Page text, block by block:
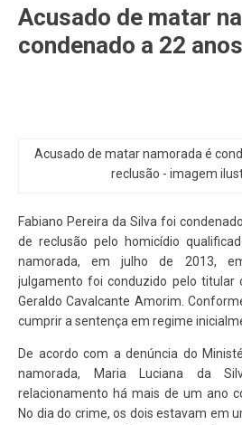
Acusado de matar
condenado a 22
Acusado de matar namorada é
reclusão - imagem
Fabiano Pereira da Silva foi
de reclusão pelo homicídio
namorada, em julho de 2013,
julgamento foi conduzido pelo titular
Geraldo Cavalcante Amorim.
cumprir a sentença em regime
De acordo com a denúncia do
namorada, Maria Luciana da
relacionamento há mais de um ano
No dia do crime, os dois estavam em